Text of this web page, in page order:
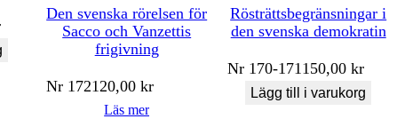
Den svenska rörelsen för
Sacco och Vanzettis
frigivning
Nr 172120,00 kr
Läs mer
Rösträttsbegränsningar i
den svenska demokratin
Nr 170-171150,00kr
Lägg till i varukorg